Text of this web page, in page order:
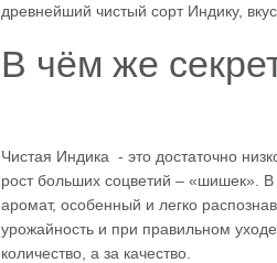
древнейший чистый сорт Индику,
В чём же
Чистая Индика - это достаточно
рост больших соцветий – «шишек».
аромат, особенный и легко
урожайность и при правильном
количество, а за качество.